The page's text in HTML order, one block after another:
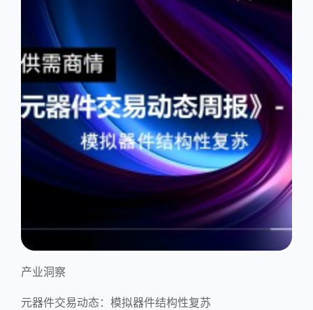
产业洞察
元器件交易动态：模拟器件结构性复苏